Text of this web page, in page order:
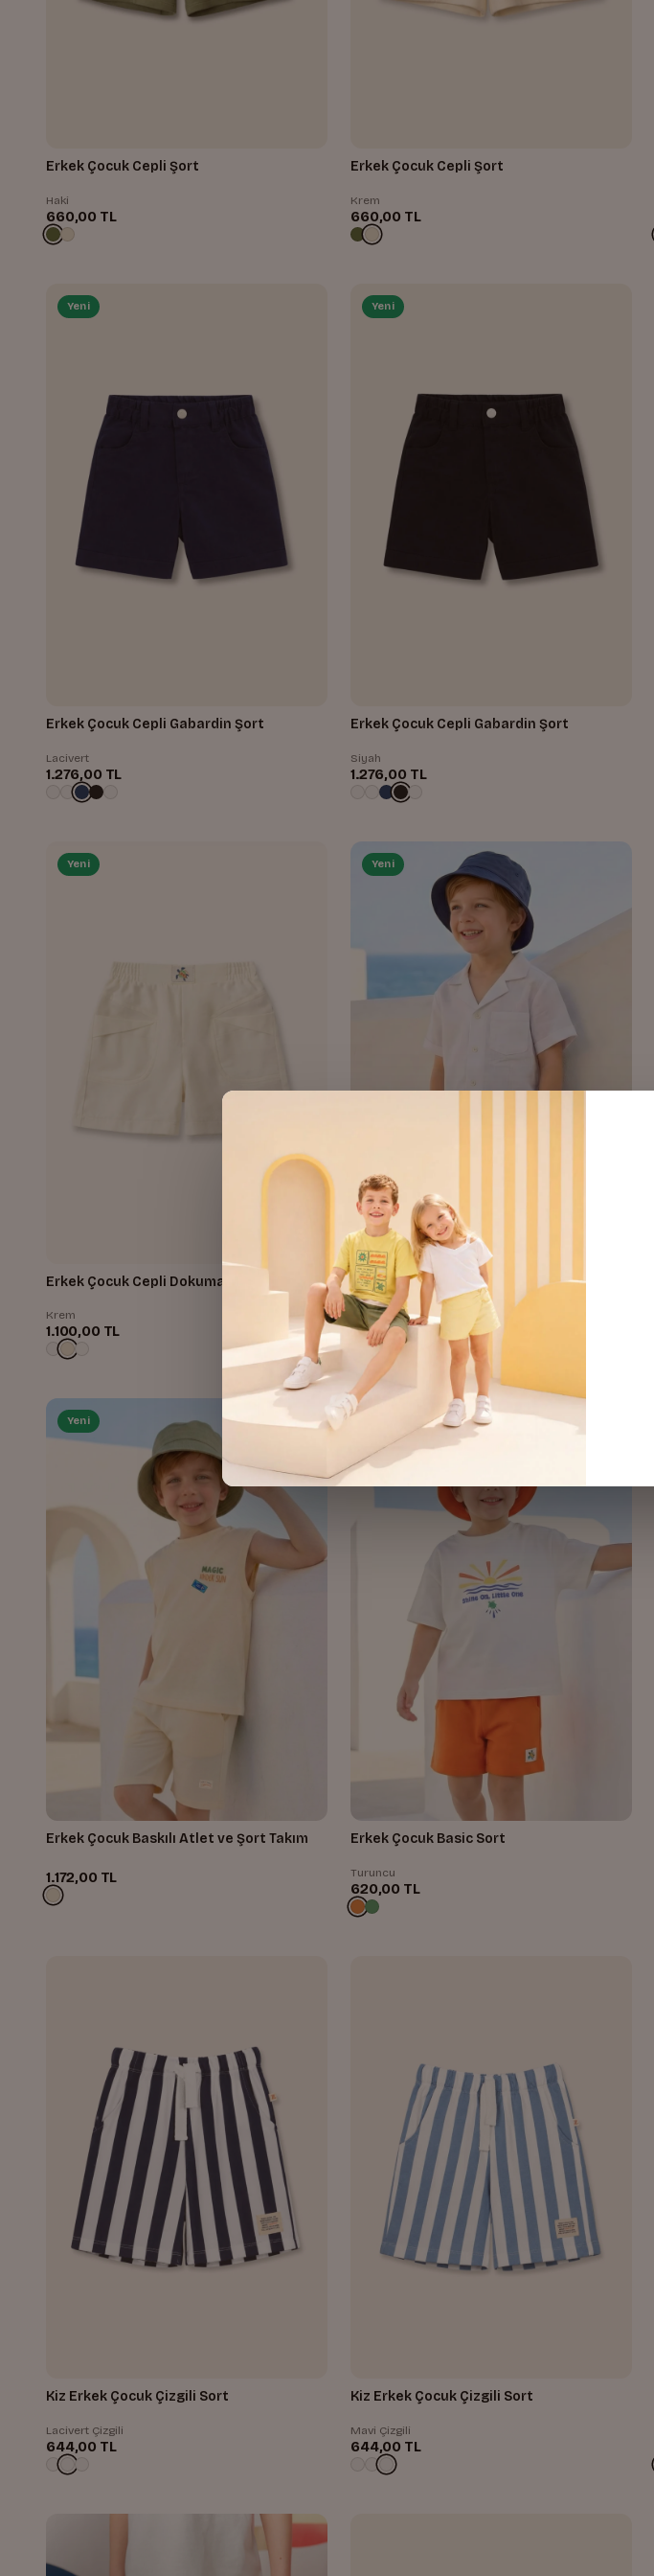
Erkek Çocuk Cepli Şort
Haki
660,00 TL
Erkek Çocuk Cepli Şort
Krem
660,00 TL
Yeni
Erkek Çocuk Cepli Gabardin Şort
Lacivert
1.276,00 TL
Yeni
Erkek Çocuk Cepli Gabardin Şort
Siyah
1.276,00 TL
Yeni
Erkek Çocuk Cepli Dokuma Şort
Krem
1.100,00 TL
Yeni
Erkek Çocuk Cepli Dokuma Şort
Sax
1.100,00 TL
Yeni
Erkek Çocuk Baskılı Atlet ve Şort Takım
1.172,00 TL
Erkek Çocuk Basic Sort
Turuncu
620,00 TL
Kiz Erkek Çocuk Çizgili Sort
Lacivert Çizgili
644,00 TL
Kiz Erkek Çocuk Çizgili Sort
Mavi Çizgili
644,00 TL